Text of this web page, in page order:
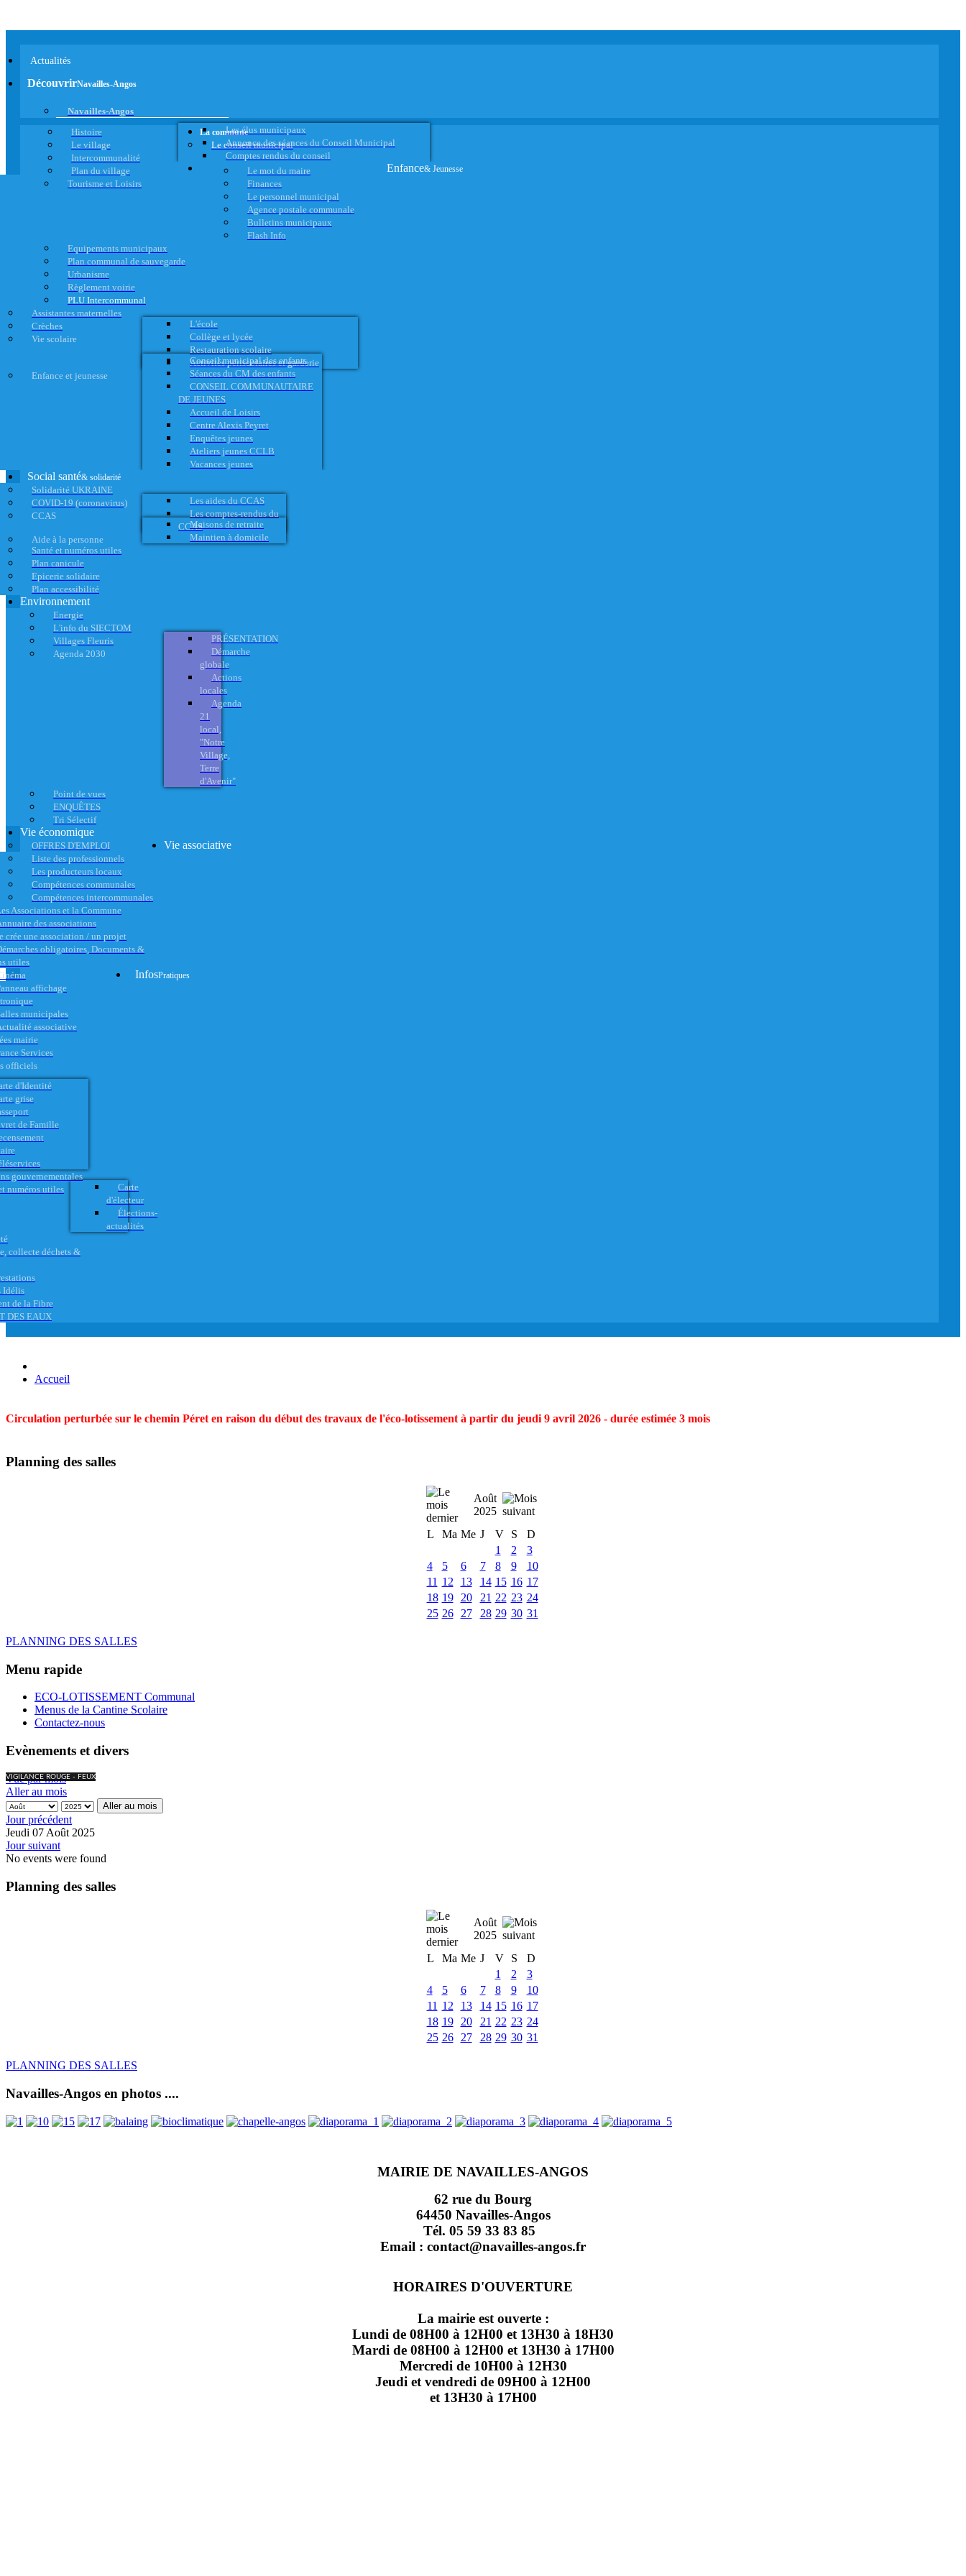
Actualités
DécouvrirNavailles-Angos
Navailles-Angos
Histoire
Le village
Intercommunalité
Plan du village
Tourisme et Loisirs
La commune
Le conseil municipal
Les élus municipaux
Annonce des séances du Conseil Municipal
Comptes rendus du conseil
Le mot du maire
Finances
Le personnel municipal
Agence postale communale
Bulletins municipaux
Flash Info
Equipements municipaux
Plan communal de sauvegarde
Urbanisme
Règlement voirie
PLU Intercommunal
Enfance& Jeunesse
Assistantes maternelles
Crèches
Vie scolaire
L'école
Collège et lycée
Restauration scolaire
Activités périscolaires et garderie
Enfance et jeunesse
Conseil municipal des enfants
Séances du CM des enfants
CONSEIL COMMUNAUTAIRE
DE JEUNES
Accueil de Loisirs
Centre Alexis Peyret
Enquêtes jeunes
Ateliers jeunes CCLB
Vacances jeunes
Social santé& solidarité
Solidarité UKRAINE
COVID-19 (coronavirus)
CCAS
Les aides du CCAS
Les comptes-rendus du
CCAS
Aide à la personne
Maisons de retraite
Maintien à domicile
Santé et numéros utiles
Plan canicule
Epicerie solidaire
Plan accessibilité
Environnement
Energie
L'info du SIECTOM
Villages Fleuris
Agenda 2030
PRÉSENTATION
Démarche
globale
Actions
locales
Agenda
21
local,
"Notre
Village,
Terre
d'Avenir"
Point de vues
ENQUÊTES
Tri Sélectif
Vie économique
OFFRES D'EMPLOI
Liste des professionnels
Les producteurs locaux
Compétences communales
Compétences intercommunales
Vie associative
Associations et la Commune
des associations
crée une association / un projet
obligatoires, Documents &
utiles
affichage
municipales
associative
InfosPratiques
mairie
Services
officiels
d'Identité
grise
de Famille
gouvernementales
numéros utiles
Carte
d'électeur
Élections-
actualités
collecte déchets &
Idélis
de la Fibre
DES EAUX
Accueil
Circulation perturbée sur le chemin Péret en raison du début des travaux de l'éco-lotissement à partir du jeudi 9 avril 2026 - durée estimée 3 mois
Planning des salles
Août
2025
L
Ma Me J V S
D
1
2
3
4
5 6 7 8 9
10
11 12 13 14 15 16 17
18 19 20 21 22 23 24
25 26 27 28 29 30 31
PLANNING DES SALLES
Menu rapide
ECO-LOTISSEMENT Communal
Menus de la Cantine Scolaire
Contactez-nous
Evènements et divers
VIGILANCE ROUGE - FEUX
Vue par mois
Aller au mois
Aller au mois
Jour précédent
Jeudi 07 Août 2025
Jour suivant
No events were found
Planning des salles
Août
2025
L
Ma Me J V S
D
1
2
3
4
5 6 7 8 9
10
11 12 13 14 15 16 17
18 19 20 21 22 23 24
25 26 27 28 29 30 31
PLANNING DES SALLES
Navailles-Angos en photos ....
MAIRIE DE NAVAILLES-ANGOS
62 rue du Bourg
64450 Navailles-Angos
Tél. 05 59 33 83 85
Email : contact@navailles-angos.fr
HORAIRES D'OUVERTURE
La mairie est ouverte :
Lundi de 08H00 à 12H00 et 13H30 à 18H30
Mardi de 08H00 à 12H00 et 13H30 à 17H00
Mercredi de 10H00 à 12H30
Jeudi et vendredi de 09H00 à 12H00
et 13H30 à 17H00